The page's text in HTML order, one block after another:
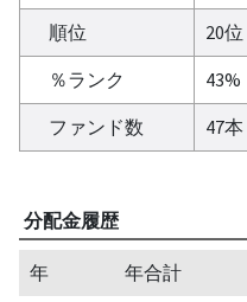
順位
20位
％ランク
43%
ファンド数
47本
分配金履歴
年 年合計